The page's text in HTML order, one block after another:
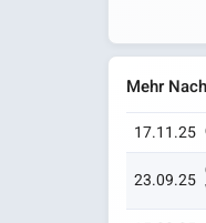
Mehr
17.11.25
23.09.25